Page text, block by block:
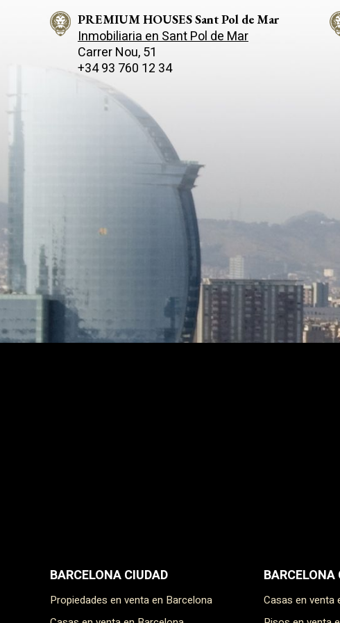
PREMIUM HOUSES Sant Pol de Mar
Inmobiliaria en Sant Pol de Mar
Carrer Nou, 51
+34 93 760 12 34
BARCELONA CIUDAD
Propiedades en venta en Barcelona
Casas en